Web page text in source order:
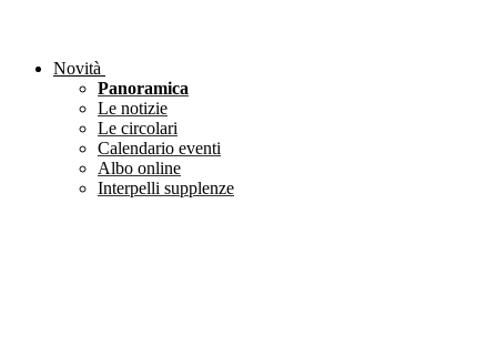
Novità
Panoramica
Le notizie
Le circolari
Calendario eventi
Albo online
Interpelli supplenze